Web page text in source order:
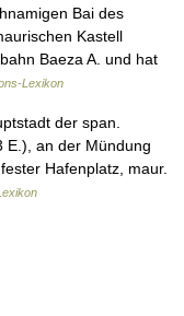
Bai des
Kastell
Baeza A. und hat
Lexikon
der span.
E.), an der Mündung
Hafenplatz, maur.